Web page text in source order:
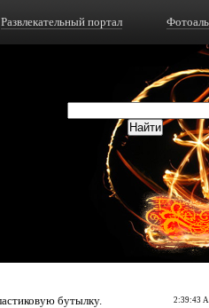
Развлекательный портал
2:39:43
бутылку.